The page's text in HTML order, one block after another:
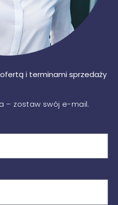
i terminami sprzedaży
– zostaw swój e-mail.